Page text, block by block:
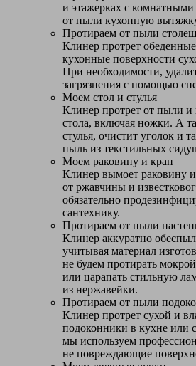
и этажерках с
от пыли кухонную
Протираем от пыли
Клинер протрет
кухонные поверхности
При необходимости,
загрязнения с помощью
Моем стол и стулья
Клинер протрет от пыли и
стола, включая ножки. А
стулья, очистит уголок и
пыль из текстильных
Моем раковину и кран
Клинер вымоет раковину
от ржавчины и
обязательно
сантехнику.
Протираем от пыли
Клинер аккуратно
учитывая материал
не будем протирать
или царапать стильную
из нержавейки.
Протираем от пыли
Клинер протрет сухой и
подоконники в кухне или
мы используем
не повреждающие